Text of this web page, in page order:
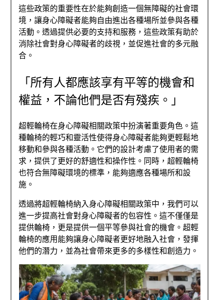
這些政策的重要性在於能夠創造一個無障礙的社會環
境，讓身心障礙者能夠自由進出各種場所並參與各種
活動。透過提供必要的支持和服務，這些政策有助於
消除社會對身心障礙者的歧視，並促進社會的多元融
合。
「所有人都應該享有平等的機會和
權益，不論他們是否有殘疾。」
超輕輪椅在身心障礙相關政策中扮演著重要角色。這
種輪椅的輕巧和靈活性使得身心障礙者能夠更輕鬆地
移動和參與各種活動。它們的設計考慮了使用者的需
求，提供了更好的舒適性和操作性。同時，超輕輪椅
也符合無障礙環境的標準，能夠適應各種場所和設
施。
透過將超輕輪椅納入身心障礙相關政策中，我們可以
進一步提高社會對身心障礙者的包容性。這不僅僅是
提供輪椅，更是提供一個平等參與社會的機會。超輕
輪椅的應用能夠讓身心障礙者更好地融入社會，發揮
他們的潛力，並為社會帶來更多的多樣性和創造力。